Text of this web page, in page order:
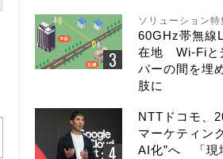
ソリューション特
60GHz帯無線
在地 Wi-Fiと
バーの間を埋
肢に
NTTドコモ、
マーケティン
AI化”へ 「現